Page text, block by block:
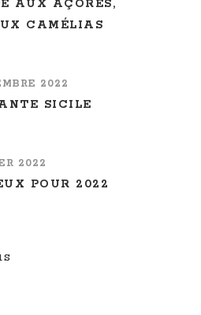
AUX AÇORES,
CAMÉLIAS
2022
SICILE
2022
POUR 2022